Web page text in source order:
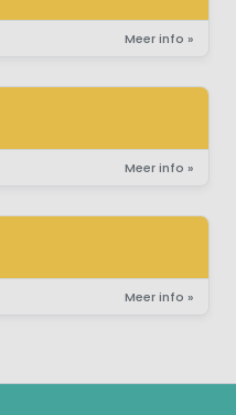
Meer info »
Meer info »
Meer info »